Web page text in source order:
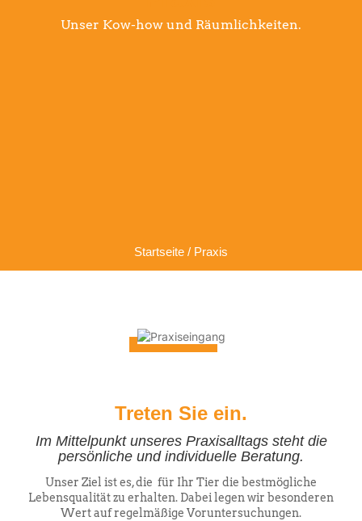
Unser Kow-how und Räumlichkeiten.
Startseite / Praxis
Treten Sie ein.
Im Mittelpunkt unseres Praxisalltags steht die
persönliche und individuelle Beratung.
Unser Ziel ist es, die für Ihr Tier die bestmögliche
Lebensqualität zu erhalten. Dabei legen wir besonderen
Wert auf regelmäßige Voruntersuchungen.